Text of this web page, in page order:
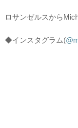
ロサンゼルスから
◆インスタグラム(